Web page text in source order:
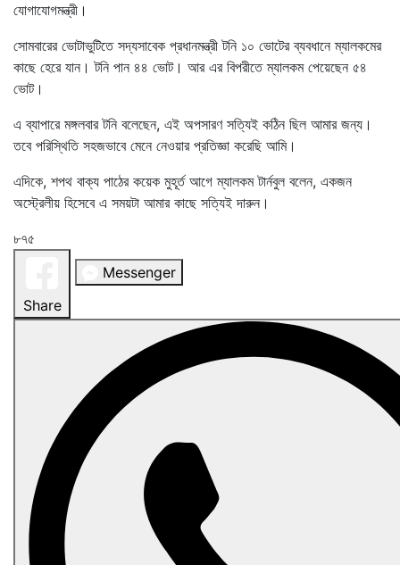
যোগাযোগমন্ত্রী।
সোমবারের ভোটাভুটিতে সদ্যসাবেক প্রধানমন্ত্রী টনি ১০ ভোটের ব্যবধানে ম্যালকমের
কাছে হেরে যান। টনি পান ৪৪ ভোট। আর এর বিপরীতে ম্যালকম পেয়েছেন ৫৪
ভোট।
এ ব্যাপারে মঙ্গলবার টনি বলেছেন, এই অপসারণ সত্যিই কঠিন ছিল আমার জন্য।
তবে পরিস্থিতি সহজভাবে মেনে নেওয়ার প্রতিজ্ঞা করেছি আমি।
এদিকে, শপথ বাক্য পাঠের কয়েক মুহূর্ত আগে ম্যালকম টার্নবুল বলেন, একজন
অস্ট্রেলীয় হিসেবে এ সময়টা আমার কাছে সত্যিই দারুন।
৮৭৫
Share
Messenger